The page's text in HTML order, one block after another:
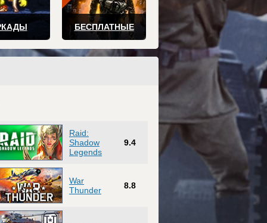
БЕСПЛАТНЫЕ
Raid:
Shadow
Legends
9.4
War
Thunder
8.8